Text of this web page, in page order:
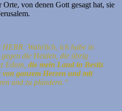
Orte, von denen Gott gesagt hat, sie
Wahrlich, ich habe in
die Heiden, die übrig
Edom, die mein Land in Besitz
ganzem Herzen und mit
und zu plündern.“